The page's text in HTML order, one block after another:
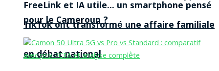
TikTok ont transformé une affaire familiale
en débat national
FreeLink et IA utile… un smartphone pensé
pour le Cameroun ?